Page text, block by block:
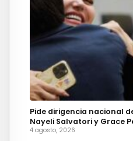
Pide dirigencia nacional
Nayeli Salvatori y Grace
4 agosto, 2026